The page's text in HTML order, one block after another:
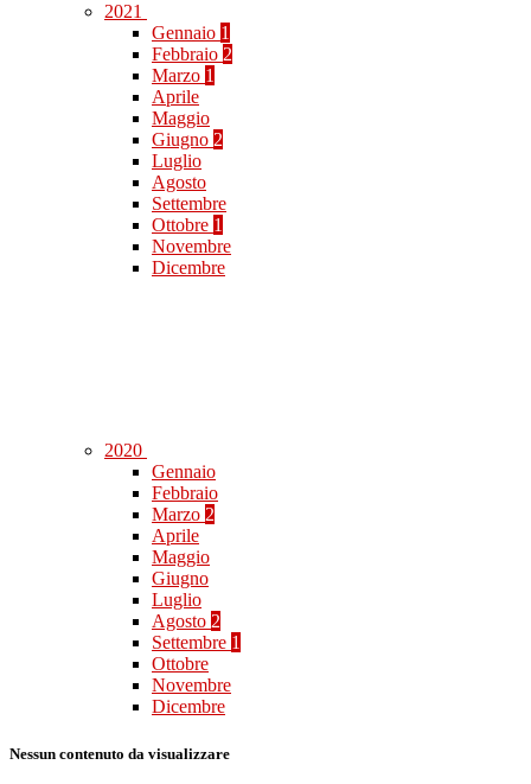
2021
Gennaio 1
Febbraio 2
Marzo 1
Aprile
Maggio
Giugno 2
Luglio
Agosto
Settembre
Ottobre 1
Novembre
Dicembre
2020
Gennaio
Febbraio
Marzo 2
Aprile
Maggio
Giugno
Luglio
Agosto 2
Settembre 1
Ottobre
Novembre
Dicembre
Nessun contenuto da visualizzare